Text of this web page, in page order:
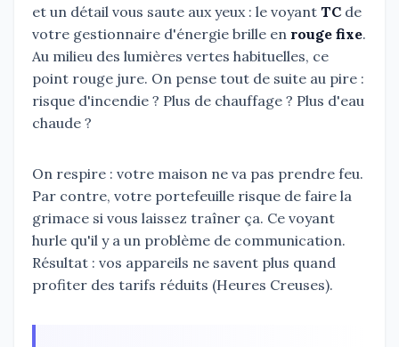
et un détail vous saute aux yeux : le voyant TC de
votre gestionnaire d'énergie brille en rouge fixe.
Au milieu des lumières vertes habituelles, ce
point rouge jure. On pense tout de suite au pire :
risque d'incendie ? Plus de chauffage ? Plus d'eau
chaude ?
On respire : votre maison ne va pas prendre feu.
Par contre, votre portefeuille risque de faire la
grimace si vous laissez traîner ça. Ce voyant
hurle qu'il y a un problème de communication.
Résultat : vos appareils ne savent plus quand
profiter des tarifs réduits (Heures Creuses).